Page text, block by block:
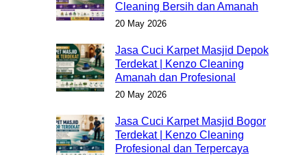
Cleaning Bersih dan Amanah
20 May 2026
Jasa Cuci Karpet Masjid Depok
Terdekat | Kenzo Cleaning
Amanah dan Profesional
20 May 2026
Jasa Cuci Karpet Masjid Bogor
Terdekat | Kenzo Cleaning
Profesional dan Terpercaya